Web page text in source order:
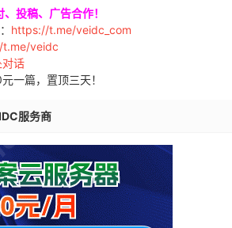
投稿、广告合作！
： https://t.me/veidc_com
veidc
对话
一篇，置顶三天！
服务商